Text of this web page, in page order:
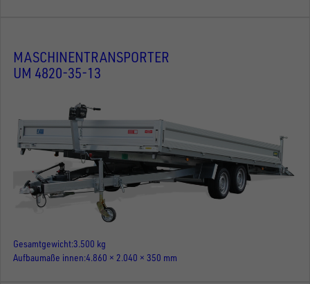
MASCHINENTRANSPORTER
UM 4820-35-13
Gesamtgewicht3.500 kg
Aufbaumaße innen 4.860 × 2.040 × 350 mm